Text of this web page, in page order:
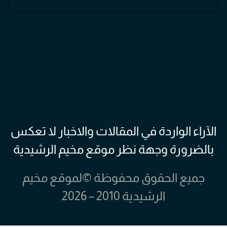
الآراء الواردة في المقالات والاخبار لا تعكس
بالضرورة وجهة نظر موقع مخيم الرشيدية
جميع الحقوق محفوظة ©لموقع مخيم
الرشيدية 2010 – 2026